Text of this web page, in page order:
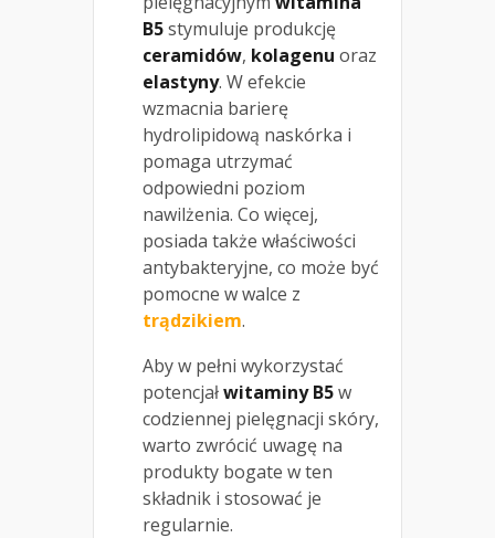
B5stymuluje produkcję
ceramidów, kolagenu oraz
elastyny. W efekcie
wzmacnia barierę
hydrolipidową naskórka i
pomaga utrzymać
odpowiedni poziom
nawilżenia. Co więcej,
posiada także właściwości
antybakteryjne, co może być
pomocne w walce z
trądzikiem.
Aby w pełni wykorzystać
potencjałwitaminy B5w
codziennej pielęgnacji skóry,
warto zwrócić uwagę na
produkty bogate w ten
składnik i stosować je
regularnie.